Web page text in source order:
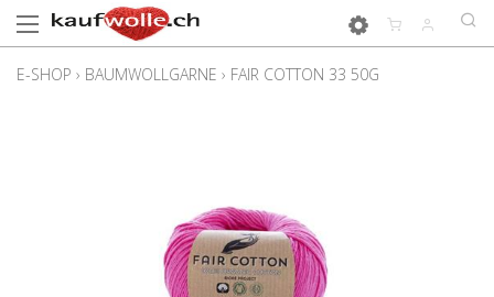
E-SHOP › BAUMWOLLGARNE › FAIR COTTON 33 50G